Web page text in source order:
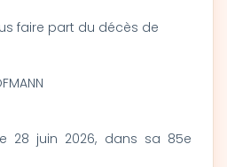
faire part du décès de
28 juin 2026, dans sa 85e